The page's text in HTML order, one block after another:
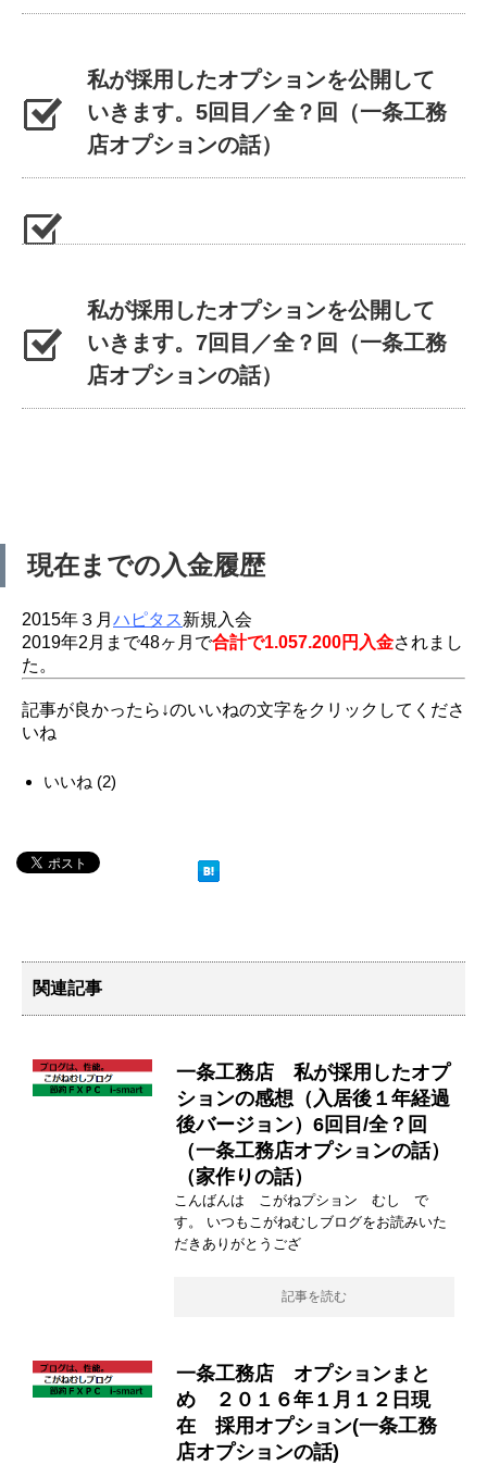
私が採用したオプションを公開して
いきます。5回目／全？回（一条工務
店オプションの話）
私が採用したオプションを公開して
いきます。7回目／全？回（一条工務
店オプションの話）
現在までの入金履歴
2015年３月 ハピタス新規入会
2019年2月まで48ヶ月で合計で1.057.200円入金されまし
た。
記事が良かったら↓のいいねの文字をクリックしてくださ
いね
いいね (2)
関連記事
一条工務店 私が採用したオプ
ションの感想（入居後１年経過
後バージョン）6回目/全？回
（一条工務店オプションの話）
（家作りの話）
こんばんは こがねプション むし で
す。 いつもこがねむしブログをお読みいた
だきありがとうござ
記事を読む
一条工務店 オプションまと
め ２０１６年１月１２日現
在 採用オプション(一条工務
店オプションの話)